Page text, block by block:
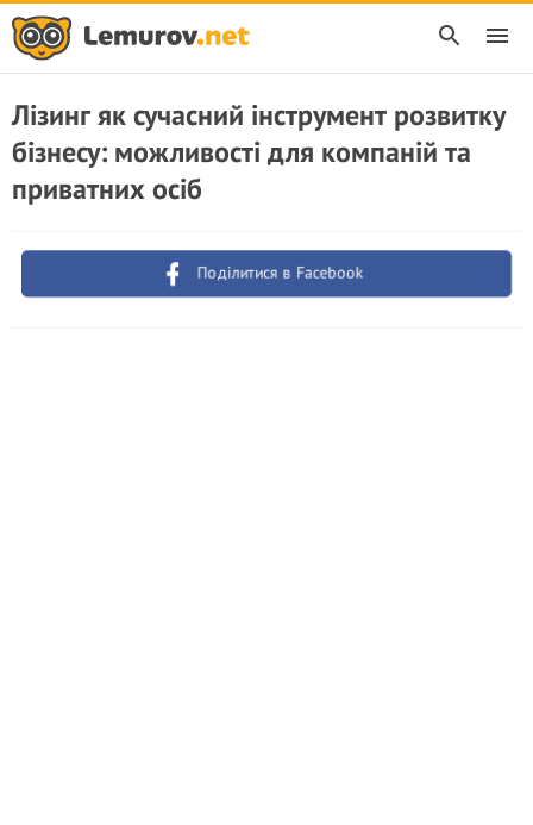
Лізинг як сучасний інструмент розвитку
бізнесу: можливості для компаній та
приватних осіб
Поділитися в Facebook